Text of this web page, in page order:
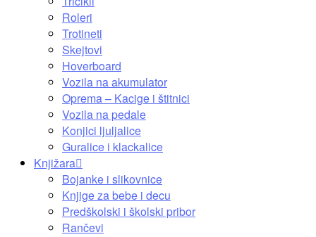
Roleri
Trotineti
Skejtovi
Hoverboard
Vozila na akumulator
Oprema – Kacige i štitnici
Vozila na pedale
Konjici ljuljalice
Guralice i klackalice
Knjižara
Bojanke i slikovnice
Knjige za bebe i decu
Predškolski i školski pribor
Rančevi